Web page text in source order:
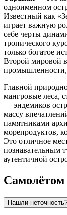
одноименном
Известный как
играет важную
себе черты
тропического
только богатое
Второй мировой
промышленности,
Главной
мангровые леса,
— эндемиков
массу
памятниками
морепродуктов,
Это отличное
познавательным
аутентичной
Самолётом
Нашли неточность?